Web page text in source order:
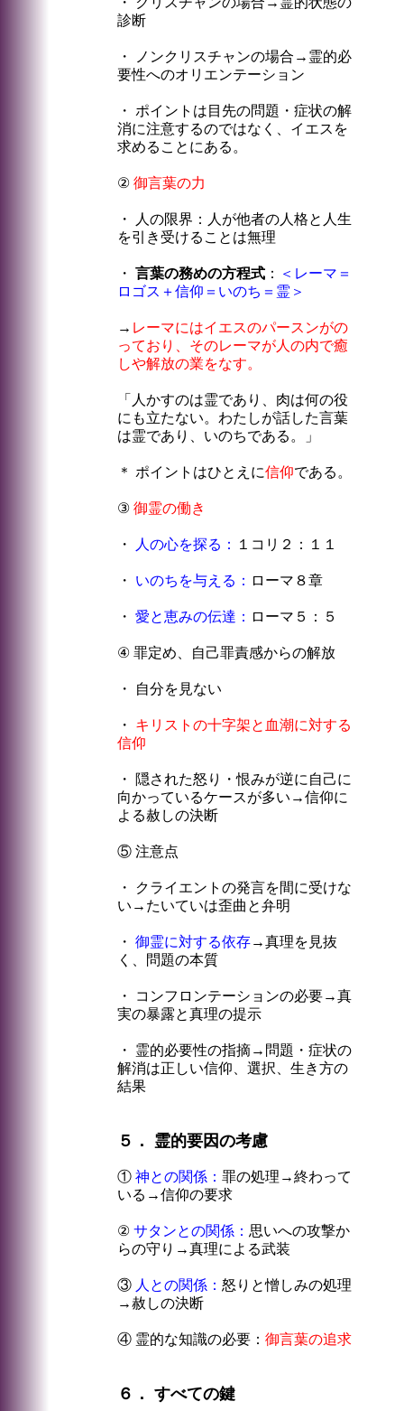
診断
・ ノンクリスチャンの場合→霊的必
要性へのオリエンテーション
・ ポイントは目先の問題・症状の解
消に注意するのではなく、イエスを
求めることにある。
② 御言葉の力
・ 人の限界：人が他者の人格と人生
を引き受けることは無理
・ 言葉の務めの方程式 ：
＜レーマ＝
ロゴス＋信仰＝いのち＝霊＞
→ レーマにはイエスのパースンがの
っており、そのレーマが人の内で癒
しや解放の業をなす。
「人かすのは霊であり、肉は何の役
にも立たない。わたしが話した言葉
は霊であり、いのちである。」
＊ ポイントはひとえに信仰である。
③ 御霊の働き
・ 人の心を探る： １コリ２：１１
・ いのちを与える： ローマ８章
・ 愛と恵みの伝達： ローマ５：５
④ 罪定め、自己罪責感からの解放
・ 自分を見ない
・ キリストの十字架と血潮に対する
信仰
・ 隠された怒り・恨みが逆に自己に
向かっているケースが多い→信仰に
よる赦しの決断
⑤ 注意点
・ クライエントの発言を間に受けな
い→たいていは歪曲と弁明
・ 御霊に対する依存→真理を見抜
く、問題の本質
・ コンフロンテーションの必要→真
実の暴露と真理の提示
・ 霊的必要性の指摘→問題・症状の
解消は正しい信仰、選択、生き方の
結果
５． 霊的要因の考慮
① 神との関係： 罪の処理→終わって
いる→信仰の要求
② サタンとの関係： 思いへの攻撃か
らの守り→真理による武装
③ 人との関係： 怒りと憎しみの処理
→赦しの決断
④ 霊的な知識の必要： 御言葉の追求
６． すべての鍵